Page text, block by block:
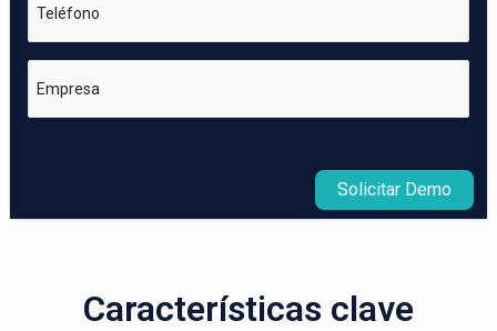
Teléfono
Empresa
Solicitar Demo
Características clave